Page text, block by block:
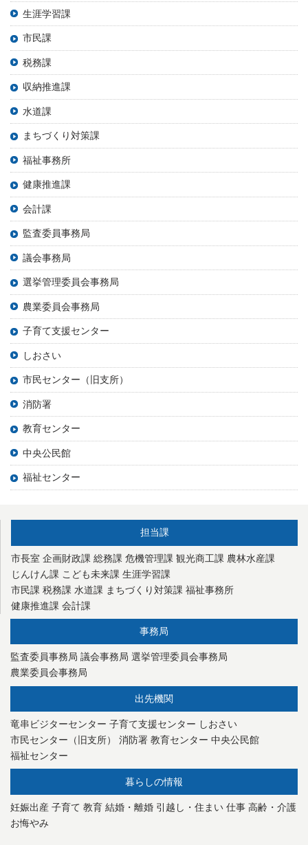
生涯学習課
市民課
税務課
収納推進課
水道課
まちづくり対策課
福祉事務所
健康推進課
会計課
監査委員事務局
議会事務局
選挙管理委員会事務局
農業委員会事務局
子育て支援センター
しおさい
市民センター（旧支所）
消防署
教育センター
中央公民館
福祉センター
担当課
市長室 企画財政課 総務課 危機管理課 観光商工課 農林水産課
じんけん課 こども未来課 生涯学習課
市民課 税務課 水道課 まちづくり対策課 福祉事務所
健康推進課 会計課
事務局
監査委員事務局 議会事務局 選挙管理委員会事務局
農業委員会事務局
出先機関
竜串ビジターセンター 子育て支援センター しおさい
市民センター（旧支所）
消防署 教育センター 中央公民館
福祉センター
暮らしの情報
妊娠出産 子育て 教育 結婚・離婚 引越し・住まい 仕事 高齢・介護
お悔やみ